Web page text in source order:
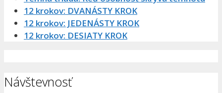
12 krokov: DVANÁSTY KROK
12 krokov: JEDENÁSTY KROK
12 krokov: DESIATY KROK
Návštevnosť